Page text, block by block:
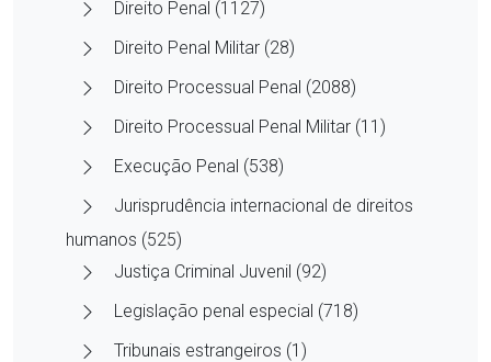
Direito Penal (1127)
Direito Penal Militar (28)
Direito Processual Penal (2088)
Direito Processual Penal Militar (11)
Execução Penal (538)
Jurisprudência internacional de direitos
humanos (525)
Justiça Criminal Juvenil (92)
Legislação penal especial (718)
Tribunais estrangeiros (1)